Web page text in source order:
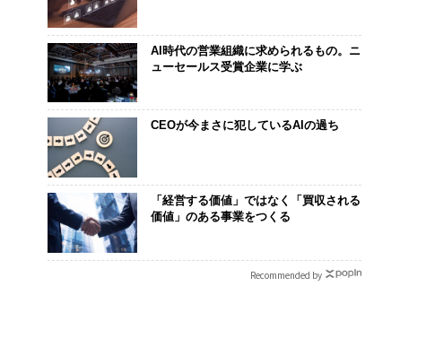
AI時代の営業組織に求められるもの。ニ
ューセールス受賞企業に学ぶ
CEOが今まさに犯しているAIの過ち
「経営する価値」ではなく「買収される
価値」のある事業をつくる
Recommended by